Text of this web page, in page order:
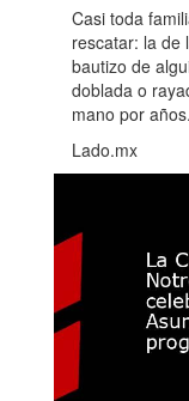
Casi toda
rescatar: la de
bautizo de
doblada o
mano por años.
Lado.mx